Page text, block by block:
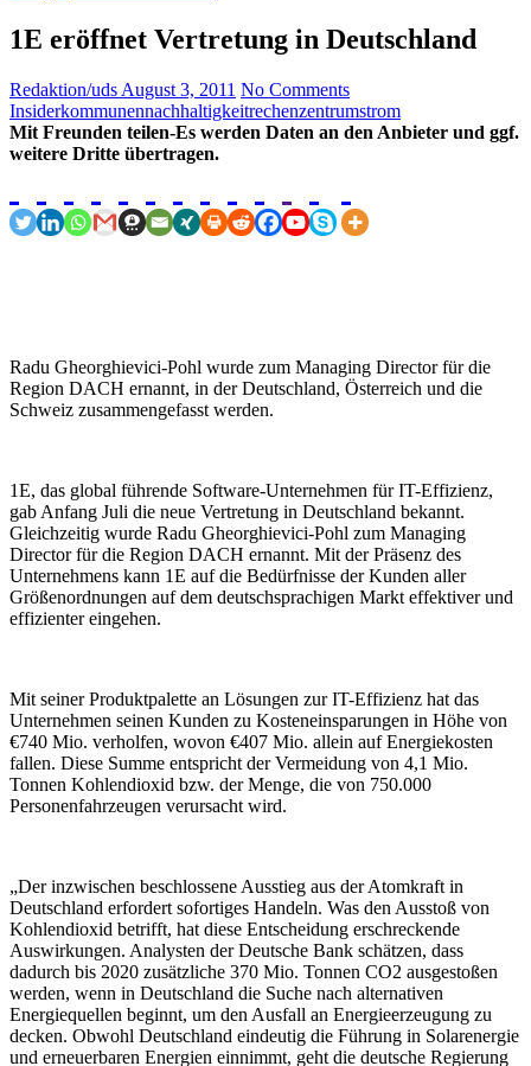
1E eröffnet Vertretung in Deutschland
Redaktion/uds August 3, 2011 No Comments
Insiderkommunennachhaltigkeitrechenzentrumstrom
Mit Freunden teilen-Es werden Daten an den Anbieter und ggf.
weitere Dritte übertragen.
Radu Gheorghievici-Pohl wurde zum Managing Director für die
Region DACH ernannt, in der Deutschland, Österreich und die
Schweiz zusammengefasst werden.
1E, das global führende Software-Unternehmen für IT-Effizienz,
gab Anfang Juli die neue Vertretung in Deutschland bekannt.
Gleichzeitig wurde Radu Gheorghievici-Pohl zum Managing
Director für die Region DACH ernannt. Mit der Präsenz des
Unternehmens kann 1E auf die Bedürfnisse der Kunden aller
Größenordnungen auf dem deutschsprachigen Markt effektiver und
effizienter eingehen.
Mit seiner Produktpalette an Lösungen zur IT-Effizienz hat das
Unternehmen seinen Kunden zu Kosteneinsparungen in Höhe von
€740 Mio. verholfen, wovon €407 Mio. allein auf Energiekosten
fallen. Diese Summe entspricht der Vermeidung von 4,1 Mio.
Tonnen Kohlendioxid bzw. der Menge, die von 750.000
Personenfahrzeugen verursacht wird.
„Der inzwischen beschlossene Ausstieg aus der Atomkraft in
Deutschland erfordert sofortiges Handeln. Was den Ausstoß von
Kohlendioxid betrifft, hat diese Entscheidung erschreckende
Auswirkungen. Analysten der Deutsche Bank schätzen, dass
dadurch bis 2020 zusätzliche 370 Mio. Tonnen CO2 ausgestoßen
werden, wenn in Deutschland die Suche nach alternativen
Energiequellen beginnt, um den Ausfall an Energieerzeugung zu
decken. Obwohl Deutschland eindeutig die Führung in Solarenergie
und erneuerbaren Energien einnimmt, geht die deutsche Regierung